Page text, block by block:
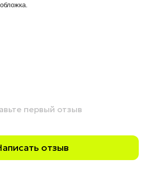
первый отзыв
отзыв